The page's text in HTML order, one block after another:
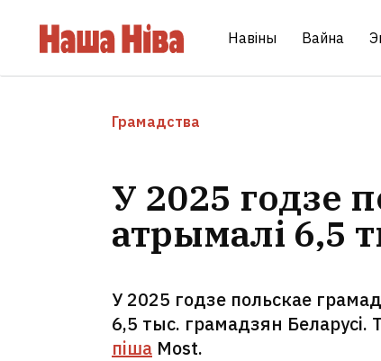
Навіны Вайна
Грамадства
У 2025 годзе
атрымалі 6,5
У 2025 годзе польскае
6,5 тыс. грамадзян Беларусі.
піша Most.